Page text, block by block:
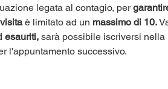
legata al contagio, per
visita è limitato ad un massimo di 10.
esauriti, sarà possibile iscriversi nella
l'appuntamento successivo.